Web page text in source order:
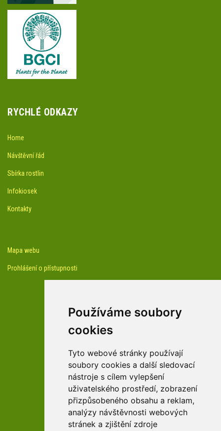
Používáme soubory
cookies
Tyto webové stránky používají
soubory cookies a další sledovací
nástroje s cílem vylepšení
uživatelského prostředí, zobrazení
přizpůsobeného obsahu a reklam,
analýzy návštěvnosti webových
stránek a zjištění zdroje
RYCHLÉ ODKAZY
Home
Návštěvní řád
Sbírka rostlin
Infokiosek
Kontakty
Mapa webu
Prohlášení o přístupnosti
Youtube kanál arboreta